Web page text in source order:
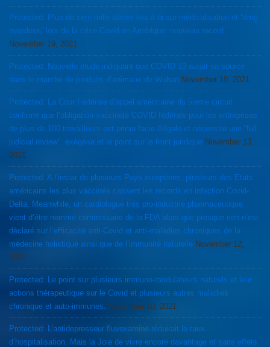
Protected: Plus de cent mille décès liés à la sur-médicalisation et “drug
overdose” lors de la crise Covid en Amérique: nouveau record
November 19, 2021
Protected: Nouvelle étude indiquant que COVID 19 aurait sa source
dans le marché de produits d’animaux de Wuhan November 19, 2021
Protected: La Cour Fédérale d’appel américaine du 5ieme circuit
confirme que l’obligation vaccinale COVID fédérale pour les entreprises
de plus de 100 travailleurs est prima facie illégale et nécessite une “full
judicial review”: exégèse et le point sur le front juridique November 13,
2021
Protected: A l’instar de plusieurs Pays européens, plusieurs des Etats
américains les plus vaccinés cassent les records en infection Covid-
Delta. Meanwhile, un cardiologue très pro-industrie pharmaceutique
vient d’être nommé commissaire de la FDA alors que presque rien n’est
déclaré sur l’efficacité anti-Covid et anti-maladies chroniques de la
médecine holistique ainsi que de l’immunité naturelle November 12,
2021
Protected: Le point sur plusieurs immuno-modulateurs naturels et leur
actions thérapeutique sur le Covid et plusieurs autres maladies
chronique et auto-immunes.
November 10, 2021
Protected: L’antidepresseur fluvoxamine réduirait le taux
d’hospitalisation. Mais la Joie de vivre encore davantage et sans effets